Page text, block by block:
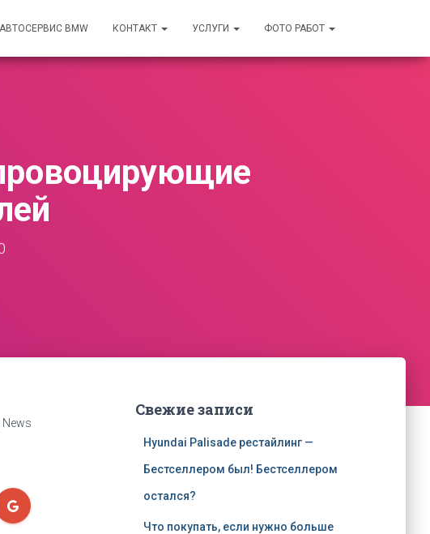
АВТОСЕРВИС BMW КОНТАКТ УСЛУГИ ФОТО РАБОТ
Свежие записи
Hyundai Palisade рестайлинг —
Бестселлером был! Бестселлером
остался?
Что покупать, если нужно больше